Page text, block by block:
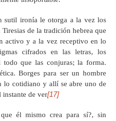
sutil ironía le otorga a la vez los
de la tradición hebrea que
activo y a la vez receptivo en lo
cifrados en las letras, los
que las conjuras; la forma.
Borges para ser un hombre
lo cotidiano y allí se abre uno de
instante de ver[17]
él mismo crea para sí?, sin